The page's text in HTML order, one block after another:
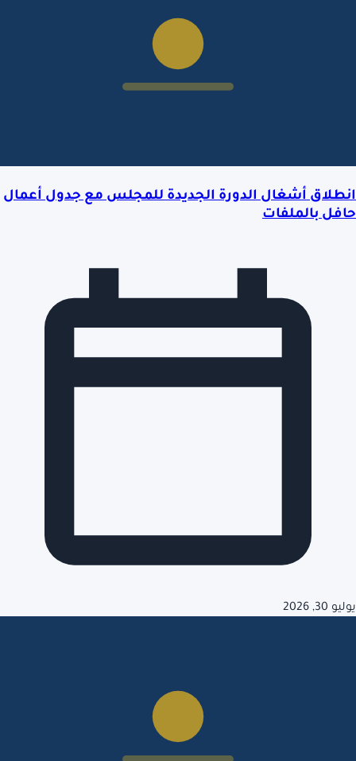
انطلاق أشغال الدورة الجديدة للمجلس مع جدول أعمال
حافل بالملفات
يوليو 30, 2026